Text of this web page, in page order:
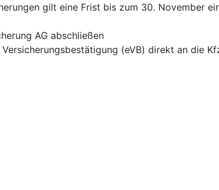
gilt eine Frist bis zum 30. November
AG abschließen
(eVB) direkt an die